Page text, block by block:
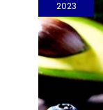
2023